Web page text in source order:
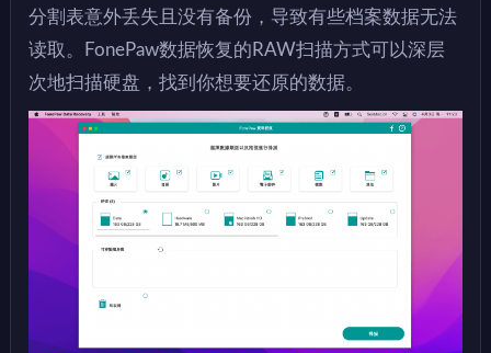
分割表意外丢失且没有备份，导致有些档案数据无法
读取。FonePaw数据恢复的RAW扫描方式可以深层
次地扫描硬盘，找到你想要还原的数据。